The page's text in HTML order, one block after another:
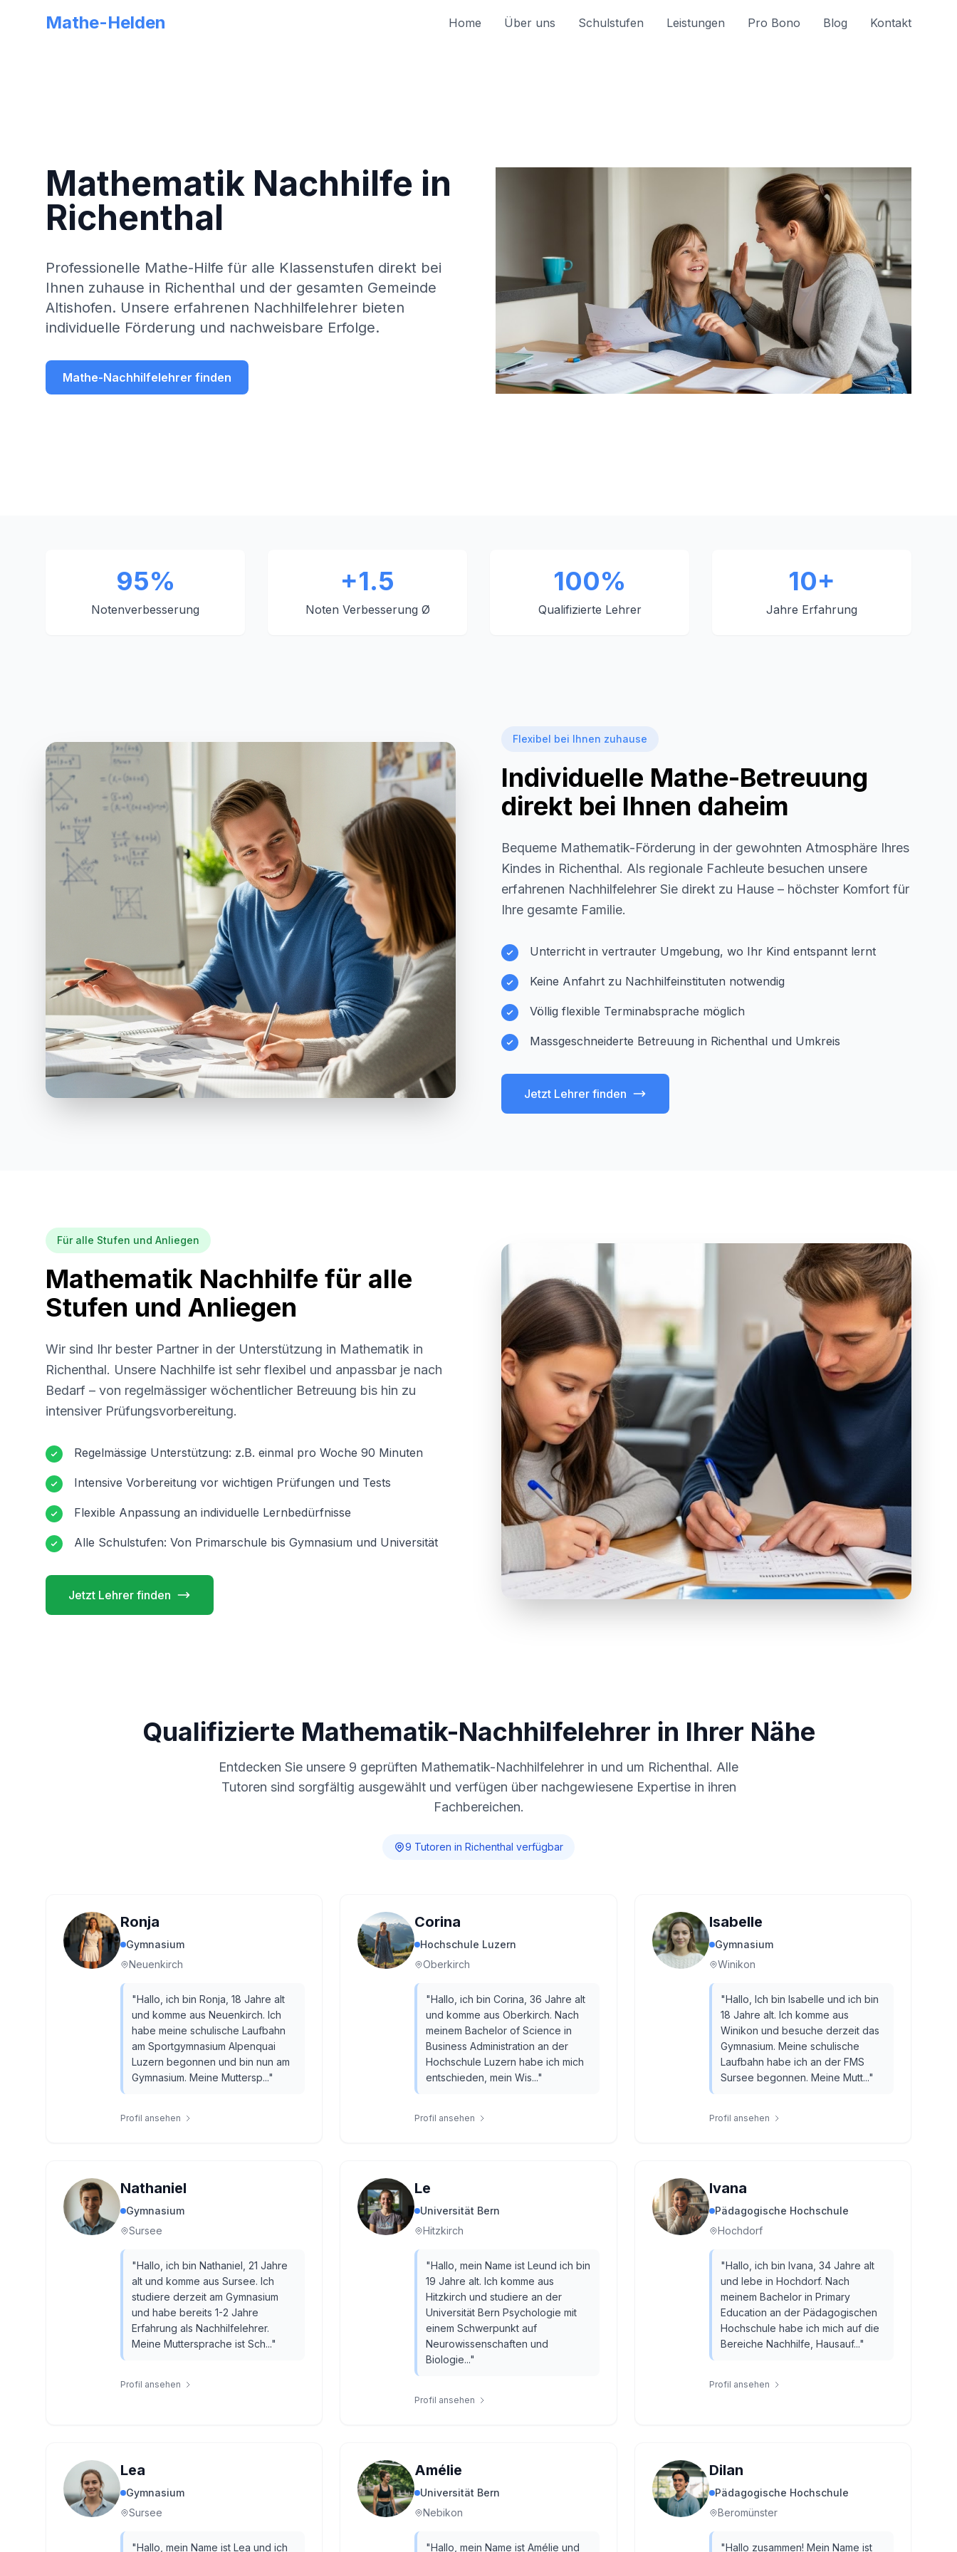
Mathe-Helden Home Über uns Schulstufen Leistungen Pro Bono Blog Kontakt
Mathematik Nachhilfe in
Richenthal
Professionelle Mathe-Hilfe für alle Klassenstufen direkt bei
Ihnen zuhause in Richenthal und der gesamten Gemeinde
Altishofen. Unsere erfahrenen Nachhilfelehrer bieten
individuelle Förderung und nachweisbare Erfolge.
Mathe-Nachhilfelehrer finden
95%
Notenverbesserung
+1.5
Noten Verbesserung Ø
100%
Qualifizierte Lehrer
10+
Jahre Erfahrung
Flexibel bei Ihnen zuhause
Individuelle Mathe-Betreuung
direkt bei Ihnen daheim
Bequeme Mathematik-Förderung in der gewohnten Atmosphäre Ihres
Kindes in Richenthal. Als regionale Fachleute besuchen unsere
erfahrenen Nachhilfelehrer Sie direkt zu Hause – höchster Komfort für
Ihre gesamte Familie.
Unterricht in vertrauter Umgebung, wo Ihr Kind entspannt lernt
Keine Anfahrt zu Nachhilfeinstituten notwendig
Völlig flexible Terminabsprache möglich
Massgeschneiderte Betreuung in Richenthal und Umkreis
Jetzt Lehrer finden
Für alle Stufen und Anliegen
Mathematik Nachhilfe für alle
Stufen und Anliegen
Wir sind Ihr bester Partner in der Unterstützung in Mathematik in
Richenthal. Unsere Nachhilfe ist sehr flexibel und anpassbar je nach
Bedarf – von regelmässiger wöchentlicher Betreuung bis hin zu
intensiver Prüfungsvorbereitung.
Regelmässige Unterstützung: z.B. einmal pro Woche 90 Minuten
Intensive Vorbereitung vor wichtigen Prüfungen und Tests
Flexible Anpassung an individuelle Lernbedürfnisse
Alle Schulstufen: Von Primarschule bis Gymnasium und Universität
Jetzt Lehrer finden
Qualifizierte Mathematik-Nachhilfelehrer in Ihrer Nähe
Entdecken Sie unsere 9 geprüften Mathematik-Nachhilfelehrer in und um Richenthal. Alle
Tutoren sind sorgfältig ausgewählt und verfügen über nachgewiesene Expertise in ihren
Fachbereichen.
9 Tutoren in Richenthal verfügbar
Ronja
Gymnasium
Neuenkirch
"Hallo, ich bin Ronja, 18 Jahre alt
und komme aus Neuenkirch. Ich
habe meine schulische Laufbahn
am Sportgymnasium Alpenquai
Luzern begonnen und bin nun am
Gymnasium. Meine Muttersp..."
Profil ansehen
Corina
Hochschule Luzern
Oberkirch
"Hallo, ich bin Corina, 36 Jahre alt
und komme aus Oberkirch. Nach
meinem Bachelor of Science in
Business Administration an der
Hochschule Luzern habe ich mich
entschieden, mein Wis..."
Profil ansehen
Isabelle
Gymnasium
Winikon
"Hallo, Ich bin Isabelle und ich bin
18 Jahre alt. Ich komme aus
Winikon und besuche derzeit das
Gymnasium. Meine schulische
Laufbahn habe ich an der FMS
Sursee begonnen. Meine Mutt..."
Profil ansehen
Nathaniel
Gymnasium
Sursee
"Hallo, ich bin Nathaniel, 21 Jahre
alt und komme aus Sursee. Ich
studiere derzeit am Gymnasium
und habe bereits 1-2 Jahre
Erfahrung als Nachhilfelehrer.
Meine Muttersprache ist Sch..."
Profil ansehen
Le
Universität Bern
Hitzkirch
"Hallo, mein Name ist Leund ich bin
19 Jahre alt. Ich komme aus
Hitzkirch und studiere an der
Universität Bern Psychologie mit
einem Schwerpunkt auf
Neurowissenschaften und
Biologie..."
Profil ansehen
Ivana
Pädagogische Hochschule
Hochdorf
"Hallo, ich bin Ivana, 34 Jahre alt
und lebe in Hochdorf. Nach
meinem Bachelor in Primary
Education an der Pädagogischen
Hochschule habe ich mich auf die
Bereiche Nachhilfe, Hausauf..."
Profil ansehen
Lea
Gymnasium
Sursee
"Hallo, mein Name ist Lea und ich
Amélie
Universität Bern
Nebikon
"Hallo, mein Name ist Amélie und
Dilan
Pädagogische Hochschule
Beromünster
"Hallo zusammen! Mein Name ist